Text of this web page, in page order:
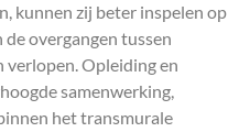
kunnen zij beter inspelen op
overgangen tussen
Opleiding en
samenwerking,
het transmurale